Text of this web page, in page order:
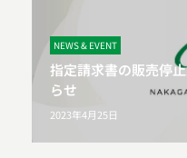
NEWS & EVENT
指定請求書の販売停
らせ
2023年4月25日